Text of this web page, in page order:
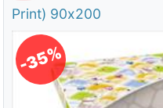
Print) 90х200
-35%